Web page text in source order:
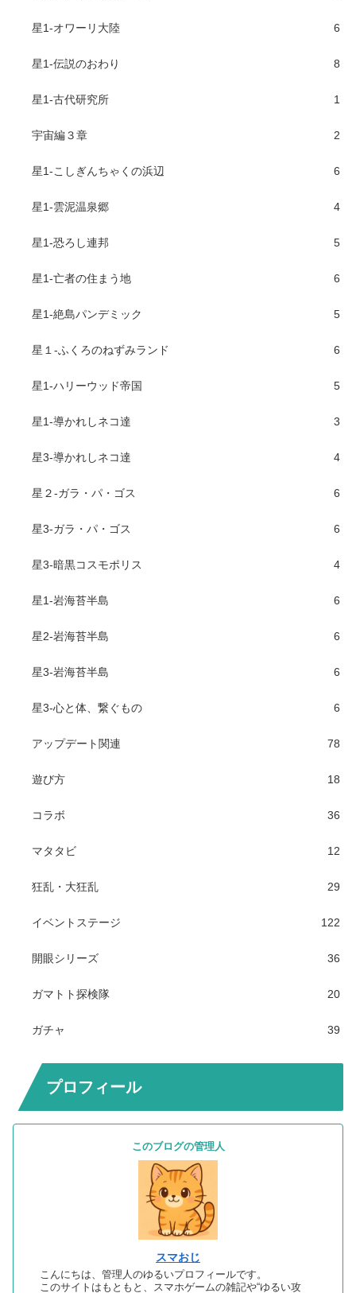
星1-オワーリ大陸 6
星1-伝説のおわり 8
星1-古代研究所 1
宇宙編３章 2
星1-こしぎんちゃくの浜辺 6
星1-雲泥温泉郷 4
星1-恐ろし連邦 5
星1-亡者の住まう地 6
星1-絶島パンデミック 5
星１-ふくろのねずみランド 6
星1-ハリーウッド帝国 5
星1-導かれしネコ達 3
星3-導かれしネコ達 4
星２-ガラ・パ・ゴス 6
星3-ガラ・パ・ゴス 6
星3-暗黒コスモポリス 4
星1-岩海苔半島 6
星2-岩海苔半島 6
星3-岩海苔半島 6
星3-心と体、繋ぐもの 6
アップデート関連 78
遊び方 18
コラボ 36
マタタビ 12
狂乱・大狂乱 29
イベントステージ 122
開眼シリーズ 36
ガマトト探検隊 20
ガチャ 39
プロフィール
このブログの管理人
スマおじ
こんにちは、管理人のゆるいプロフィールです。
このサイトはもともと、スマホゲームの雑記や“ゆるい攻